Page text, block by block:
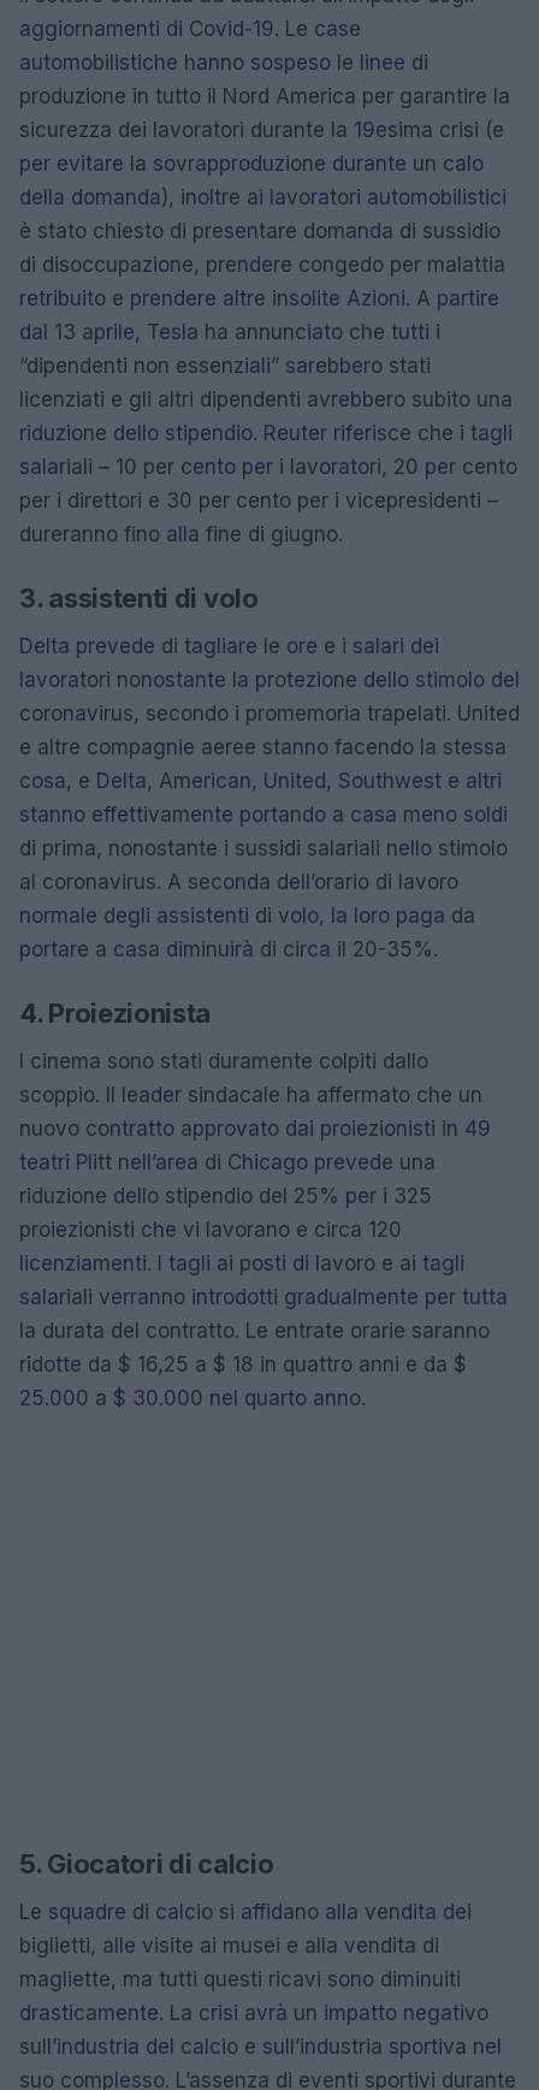
aggiornamenti di Covid-19. Le case
automobilistiche hanno sospeso le linee di
produzione in tutto il Nord America per garantire la
sicurezza dei lavoratori durante la 19esima crisi (e
per evitare la sovrapproduzione durante un calo
della domanda), inoltre ai lavoratori automobilistici
è stato chiesto di presentare domanda di sussidio
di disoccupazione, prendere congedo per malattia
retribuito e prendere altre insolite Azioni. A partire
dal 13 aprile, Tesla ha annunciato che tutti i
“dipendenti non essenziali” sarebbero stati
licenziati e gli altri dipendenti avrebbero subito una
riduzione dello stipendio. Reuter riferisce che i tagli
salariali – 10 per cento per i lavoratori, 20 per cento
per i direttori e 30 per cento per i vicepresidenti –
dureranno fino alla fine di giugno.
3. assistenti di volo
Delta prevede di tagliare le ore e i salari dei
lavoratori nonostante la protezione dello stimolo del
coronavirus, secondo i promemoria trapelati. United
e altre compagnie aeree stanno facendo la stessa
cosa, e Delta, American, United, Southwest e altri
stanno effettivamente portando a casa meno soldi
di prima, nonostante i sussidi salariali nello stimolo
al coronavirus. A seconda dell’orario di lavoro
normale degli assistenti di volo, la loro paga da
portare a casa diminuirà di circa il 20-35%.
4. Proiezionista
I cinema sono stati duramente colpiti dallo
scoppio. Il leader sindacale ha affermato che un
nuovo contratto approvato dai proiezionisti in 49
teatri Plitt nell’area di Chicago prevede una
riduzione dello stipendio del 25% per i 325
proiezionisti che vi lavorano e circa 120
licenziamenti. I tagli ai posti di lavoro e ai tagli
salariali verranno introdotti gradualmente per tutta
la durata del contratto. Le entrate orarie saranno
ridotte da $ 16,25 a $ 18 in quattro anni e da $
25.000 a $ 30.000 nel quarto anno.
5. Giocatori di calcio
Le squadre di calcio si affidano alla vendita dei
biglietti, alle visite ai musei e alla vendita di
magliette, ma tutti questi ricavi sono diminuiti
drasticamente. La crisi avrà un impatto negativo
sull’industria del calcio e sull’industria sportiva nel
suo complesso. L’assenza di eventi sportivi durante